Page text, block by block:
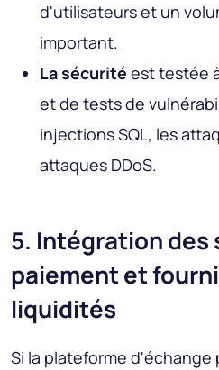
d'utilisateurs et un
important.
La sécurité est testée
et de tests de
injections SQL, les
attaques DDoS.
5. Intégration des
paiement et
liquidités
Si la plateforme d'échange